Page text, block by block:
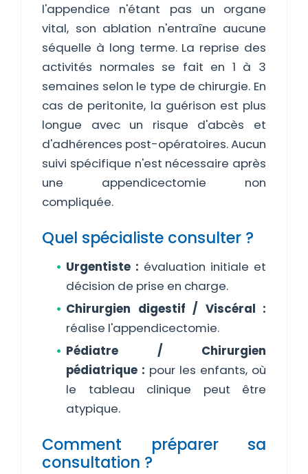
l'appendice n'étant pas un organe
vital, son ablation n'entraîne aucune
séquelle à long terme. La reprise des
activités normales se fait en 1 à 3
semaines selon le type de chirurgie. En
cas de peritonite, la guérison est plus
longue avec un risque d'abcès et
d'adhérences post-opératoires. Aucun
suivi spécifique n'est nécessaire après
une appendicectomie non
compliquée.
Quel spécialiste consulter ?
Urgentiste : évaluation initiale et
décision de prise en charge.
Chirurgien digestif / Viscéral :
réalise l'appendicectomie.
Pédiatre / Chirurgien
pédiatrique : pour les enfants, où
le tableau clinique peut être
atypique.
Comment préparer sa
consultation ?